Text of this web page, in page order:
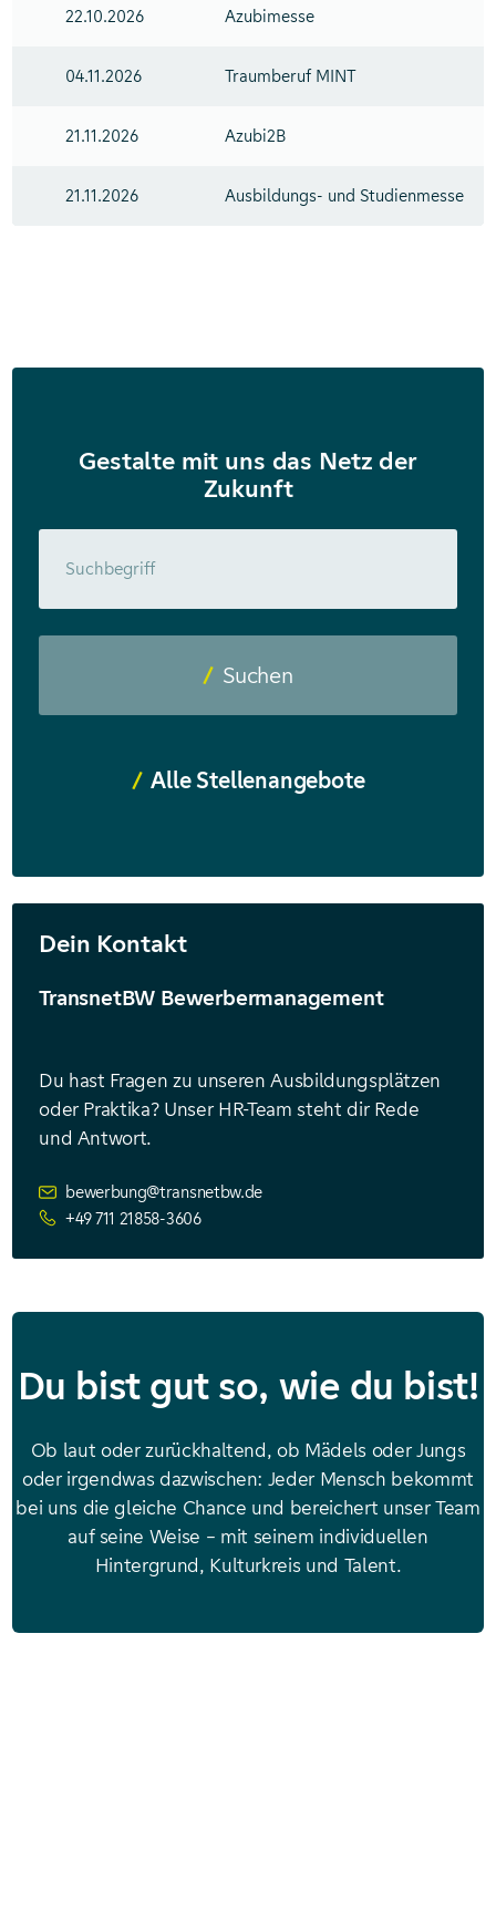
22.10.2026 Azubimesse
04.11.2026 Traumberuf MINT
21.11.2026 Azubi2B
21.11.2026 Ausbildungs- und Studienmesse
Gestalte mit uns das Netz der
Zukunft
Suchen
Alle Stellenangebote
Dein Kontakt
TransnetBW Bewerbermanagement
Du hast Fragen zu unseren Ausbildungsplätzen
oder Praktika? Unser HR-Team steht dir Rede
und Antwort.
bewerbung@transnetbw.de
+49 711 21858-3606
Du bist gut so, wie du bist!
Ob laut oder zurückhaltend, ob Mädels oder Jungs
oder irgendwas dazwischen: Jeder Mensch bekommt
bei uns die gleiche Chance und bereichert unser Team
auf seine Weise – mit seinem individuellen
Hintergrund, Kulturkreis und Talent.